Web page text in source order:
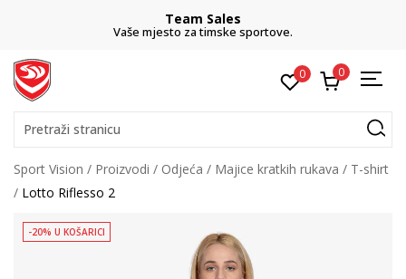
Team Sales
Vaše mjesto za timske sportove.
0 0
Pretraži stranicu
Sport Vision Proizvodi Odjeća Majice kratkih rukava
T-shirt
Lotto Riflesso 2
-20% U KOŠARICI